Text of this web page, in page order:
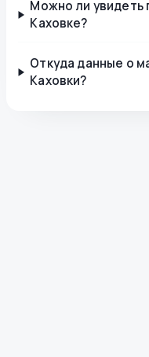
Можно ли увидеть
Каховке?
Откуда данные о
Каховки?